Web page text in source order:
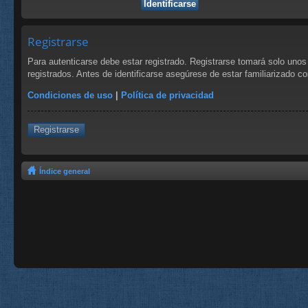
Registrarse
Para autenticarse debe estar registrado. Registrarse tomará solo
registrados. Antes de identificarse asegúrese de estar familiarizado
Condiciones de uso | Política de privacidad
Registrarse
Índice general